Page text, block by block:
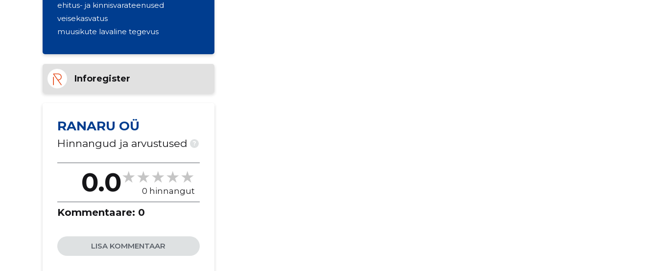
ehitus- ja kinnisvarateenused
veisekasvatus
muusikute lavaline tegevus
Inforegister
RANARU OÜ
Hinnangud ja arvustused ?
0.0 0 hinnangut
Kommentaare: 0
LISA KOMMENTAAR